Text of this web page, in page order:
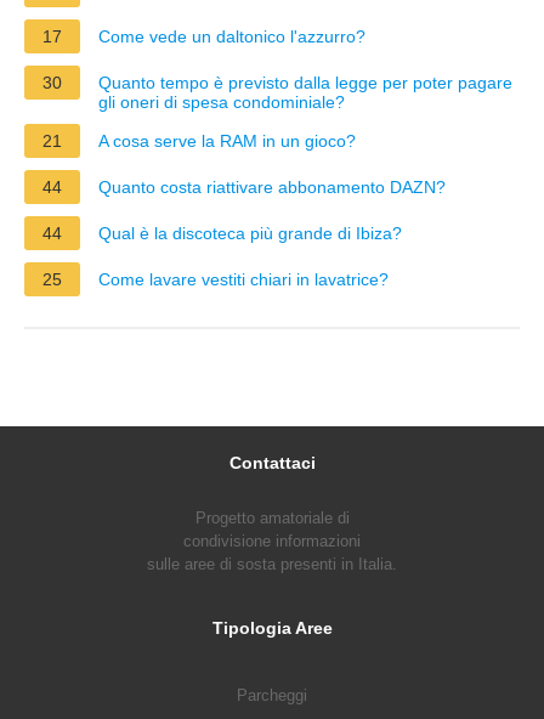
17 Come vede un daltonico l'azzurro?
30
Quanto tempo è previsto dalla legge per poter pagare
gli oneri di spesa condominiale?
21
A cosa serve la RAM in un gioco?
44 Quanto costa riattivare abbonamento DAZN?
44 Qual è la discoteca più grande di Ibiza?
25 Come lavare vestiti chiari in lavatrice?
Contattaci
Progetto amatoriale di
condivisione informazioni
sulle aree di sosta presenti in Italia.
Tipologia Aree
Parcheggi